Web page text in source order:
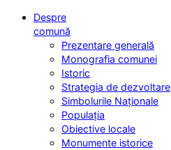
Despre
comună
Prezentare generală
Monografia comunei
Istoric
Strategia de dezvoltare
Simbolurile Naționale
Populația
Obiective locale
Monumente istorice